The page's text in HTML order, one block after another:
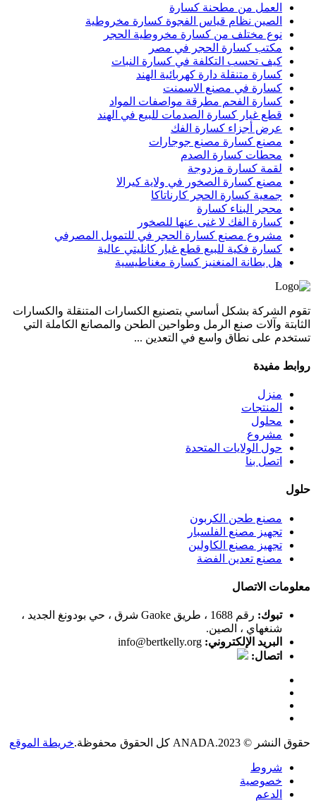
العمل من مطحنة كسارة
الصين نظام قياس الفجوة كسارة مخروطية
نوع مختلف من كسارة مخروطية الحجر
مكتب كسارة الحجر في مصر
كيف تحسب التكلفة في كسارة النبات
كسارة متنقلة دارة كهربائية الهند
كسارة في مصنع الاسمنت
كسارة الفحم مطرقة مواصفات المواد
قطع غيار كسارة الصدمات للبيع في الهند
عرض أجزاء كسارة الفك
مصنع كسارة مصنع جوجارات
محطات كسارة الصدم
لقمة كسارة مزدوجة
مصنع كسارة الصخور في ولاية كيرالا
جمعية كسارة الحجر كارناتاكا
محجر البناء كسارة
كسارة الفك لا غنى عنها للصخور
مشروع مصنع كسارة الحجر في للتمويل المصرفي
كسارة فكية للبيع قطع غيار كانليتي عالية
هل بطانة المنغنيز كسارة مغناطيسية
تقوم الشركة بشكل أساسي بتصنيع الكسارات المتنقلة والكسارات
الثابتة وآلات صنع الرمل وطواحين الطحن والمصانع الكاملة التي
تستخدم على نطاق واسع في التعدين ...
روابط مفيدة
منزل
المنتجات
محلول
مشروع
حول الولايات المتحدة
اتصل بنا
حلول
مصنع طحن الكربون
تجهيز مصنع الفلسبار
تجهيز مصنع الكاولين
مصنع تعدين الفضة
معلومات الاتصال
تبوك:
رقم 1688 ، طريق Gaoke شرق ، حي بودونغ الجديد ،
شنغهاي ، الصين.
البريد الإلكتروني: info@bertkelly.org
اتصال:
حقوق النشر © 2023.ANADA كل الحقوق محفوظة. خريطة الموقع
شروط
خصوصية
الدعم